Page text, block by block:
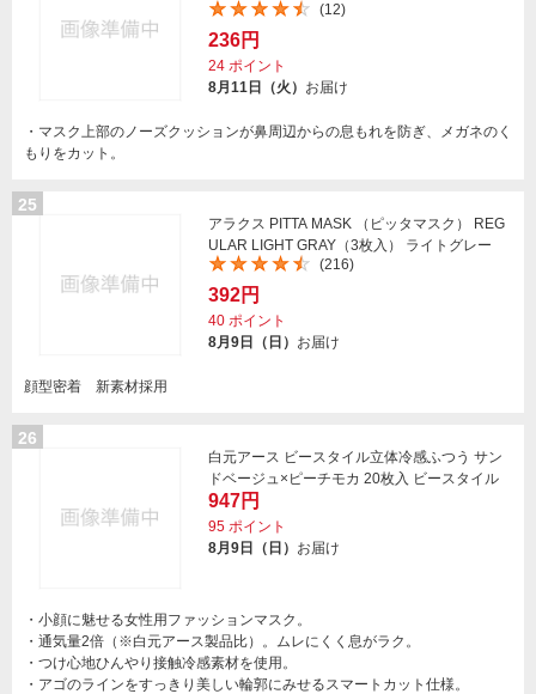
(12)
236円
24 ポイント
8月11日（火） お届け
・マスク上部のノーズクッションが鼻周辺からの息もれを防ぎ、メガネのく
もりをカット。
25
アラクス PITTA MASK （ピッタマスク） REG
ULAR LIGHT GRAY（3枚入） ライトグレー
(216)
392円
40 ポイント
8月9日（日） お届け
顔型密着 新素材採用
26
白元アース ビースタイル立体冷感ふつう サン
ドベージュ×ピーチモカ 20枚入 ビースタイル
947円
95 ポイント
8月9日（日） お届け
・小顔に魅せる女性用ファッションマスク。
・通気量2倍（※白元アース製品比）。ムレにくく息がラク。
・つけ心地ひんやり接触冷感素材を使用。
・アゴのラインをすっきり美しい輪郭にみせるスマートカット仕様。